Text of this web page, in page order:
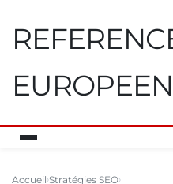
EUROPEEN
Accueil Stratégies SEO